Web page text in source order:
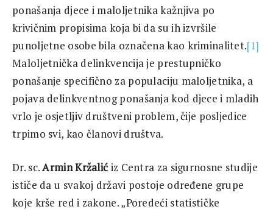
ponašanja djece i maloljetnika kažnjiva po
krivičnim propisima koja bi da su ih izvršile
punoljetne osobe bila označena kao kriminalitet.[1]
Maloljetnička delinkvencija je prestupničko
ponašanje specifično za populaciju maloljetnika, a
pojava delinkventnog ponašanja kod djece i mladih
vrlo je osjetljiv društveni problem, čije posljedice
trpimo svi, kao članovi društva.
Dr. sc.Armin Kržalić iz Centra za sigurnosne studije
ističe da u svakoj državi postoje određene grupe
koje krše red i zakone. „Poredeći statističke